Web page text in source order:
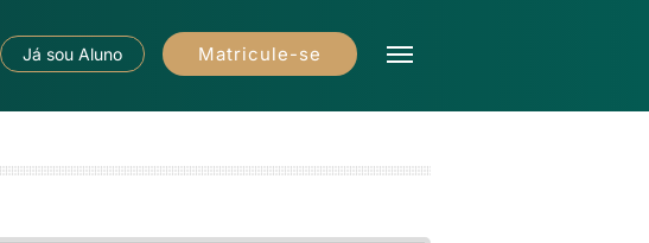
Já sou Aluno Matricule-se